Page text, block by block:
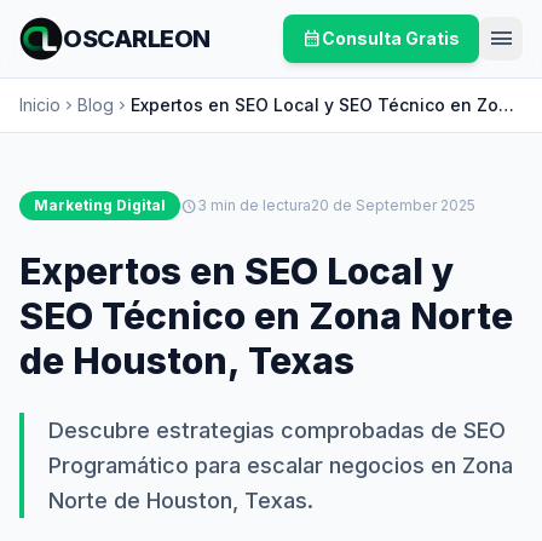
OSCARLEON calendar_monthConsulta Gratis menu
Inicio chevron_right Blog chevron_right Expertos en SEO Local y SEO Técnico en Zona
Norte de Houston, Texas
Marketing Digital schedule3 min de lectura20 de September 2025
Expertos en SEO Local y
SEO Técnico en Zona Norte
de Houston, Texas
Descubre estrategias comprobadas de SEO
Programático para escalar negocios en Zona
Norte de Houston, Texas.